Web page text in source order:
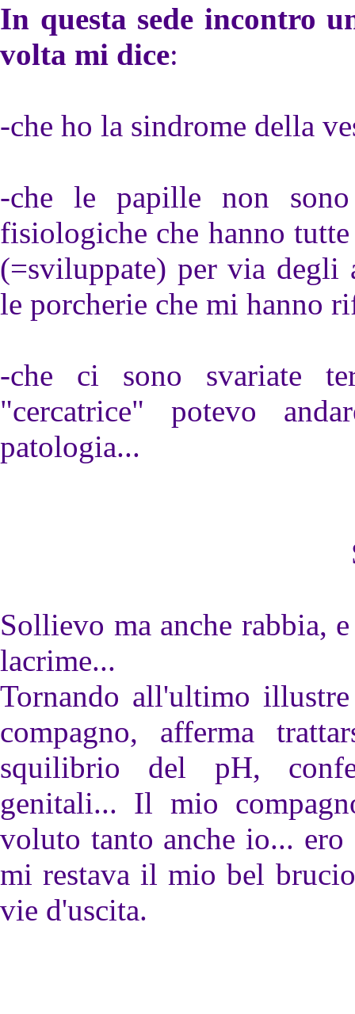
In questa sede incontro
volta mi dice:
-che ho la sindrome della
-che le papille non
fisiologiche che hanno
(=sviluppate) per via degli
le porcherie che mi hanno
-che ci sono svariate
"cercatrice" potevo
patologia...
Sollievo ma anche rabbia,
lacrime...
Tornando all'ultimo
compagno, afferma
squilibrio del pH,
genitali... Il mio
voluto tanto anche io...
mi restava il mio bel
vie d'uscita.